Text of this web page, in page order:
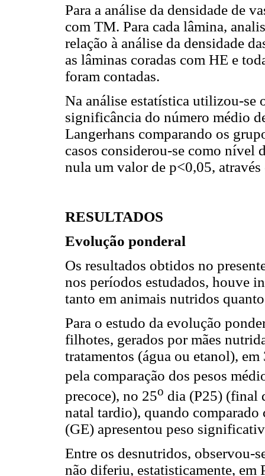
Para a análise da densidade de
com TM. Para cada lâmina,
relação à análise da densidade
as lâminas coradas com HE e
foram contadas.
Na análise estatística utilizou-se
significância do número médio
Langerhans comparando os
casos considerou-se como nível
nula um valor de p<0,05,
RESULTADOS
Evolução ponderal
Os resultados obtidos no
nos períodos estudados, houve
tanto em animais nutridos
Para o estudo da evolução
filhotes, gerados por mães
tratamentos (água ou etanol),
pela comparação dos pesos
precoce), no 25o dia (P25) (final
natal tardio), quando
(GE) apresentou peso
Entre os desnutridos, observou-
não diferiu, estatisticamente, em